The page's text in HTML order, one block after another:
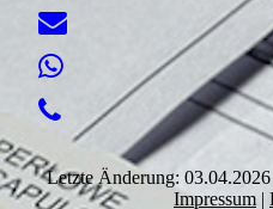
Letzte Änderung:
Impressum |